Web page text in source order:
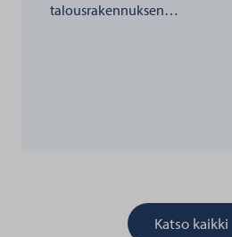
talousrakennuksen…
Katso kaikki